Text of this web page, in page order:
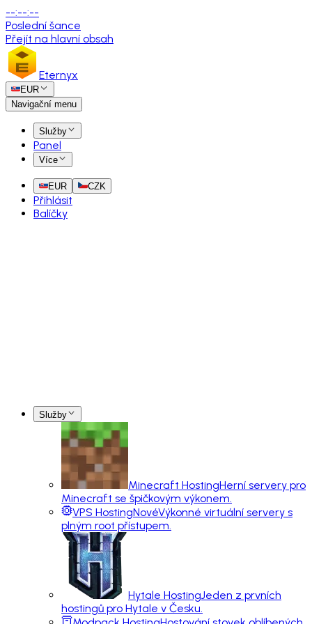
--:--:--
Poslední šance
Přejít na hlavní obsah
Eternyx
EUR
Navigační menu
Služby
Panel
Více
EUR CZK
Přihlásit
Balíčky
Služby
Minecraft HostingHerní servery pro
Minecraft se špičkovým výkonem.
VPS HostingNovéVýkonné virtuální servery s
plným root přístupem.
Hytale HostingJeden z prvních
hostingů pro Hytale v Česku.